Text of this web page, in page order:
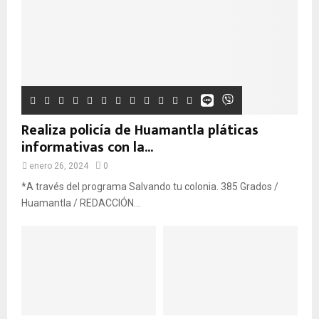
Realiza policía de Huamantla pláticas
informativas con la...
enero 26, 2024 0
*A través del programa Salvando tu colonia. 385 Grados /
Huamantla / REDACCIÓN...